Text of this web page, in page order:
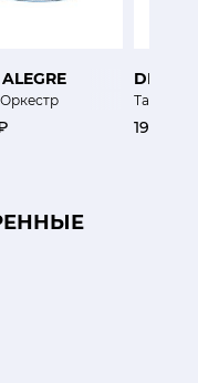
Тарелка
19 890